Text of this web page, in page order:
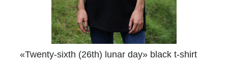
«Twenty-sixth (26th) lunar day» black t-shirt